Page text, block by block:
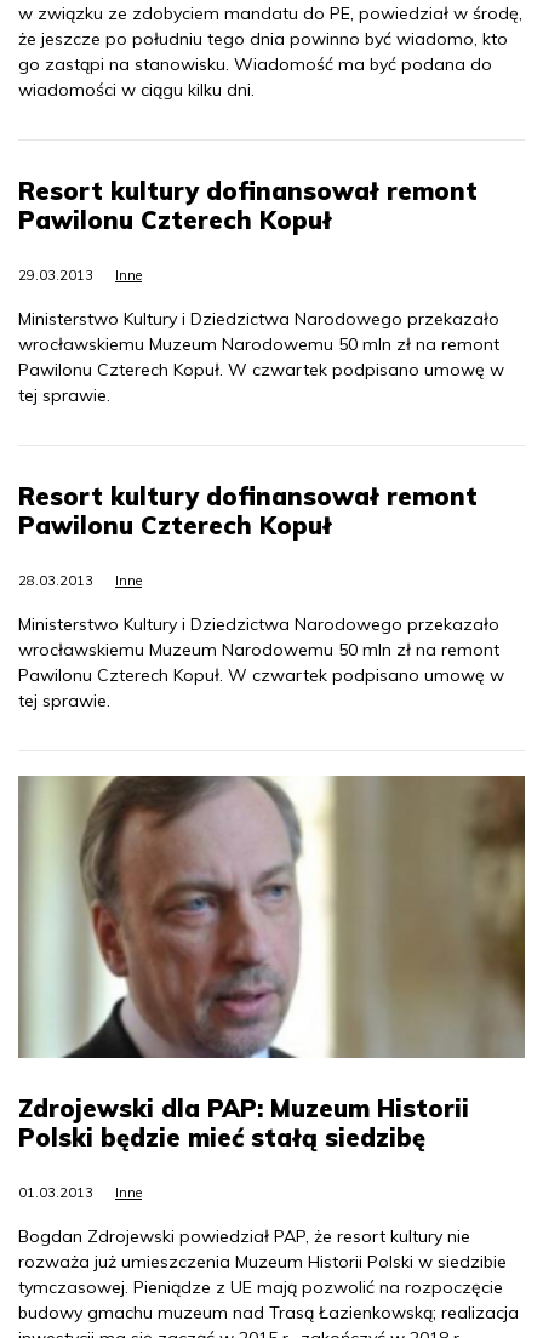
w związku ze zdobyciem mandatu do PE, powiedział w środę,
że jeszcze po południu tego dnia powinno być wiadomo, kto
go zastąpi na stanowisku. Wiadomość ma być podana do
wiadomości w ciągu kilku dni.
Resort kultury dofinansował remont
Pawilonu Czterech Kopuł
29.03.2013 Inne
Ministerstwo Kultury i Dziedzictwa Narodowego przekazało
wrocławskiemu Muzeum Narodowemu 50 mln zł na remont
Pawilonu Czterech Kopuł. W czwartek podpisano umowę w
tej sprawie.
Resort kultury dofinansował remont
Pawilonu Czterech Kopuł
28.03.2013 Inne
Ministerstwo Kultury i Dziedzictwa Narodowego przekazało
wrocławskiemu Muzeum Narodowemu 50 mln zł na remont
Pawilonu Czterech Kopuł. W czwartek podpisano umowę w
tej sprawie.
Zdrojewski dla PAP: Muzeum Historii
Polski będzie mieć stałą siedzibę
01.03.2013 Inne
Bogdan Zdrojewski powiedział PAP, że resort kultury nie
rozważa już umieszczenia Muzeum Historii Polski w siedzibie
tymczasowej. Pieniądze z UE mają pozwolić na rozpoczęcie
budowy gmachu muzeum nad Trasą Łazienkowską; realizacja